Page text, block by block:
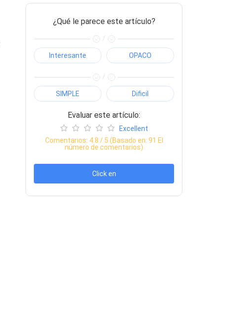
¿Qué le parece este artículo?
/
Interesante OPACO
/
SIMPLE Dificil
Evaluar este artículo:
Excellent
Comentarios: 4.8 / 5 (Basado en: 91 El
número de comentarios)
Click en